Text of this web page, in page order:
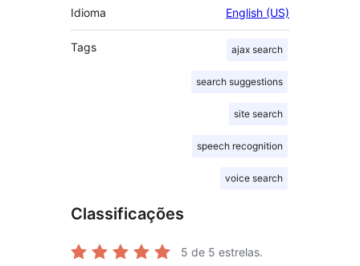
Idioma English (US)
Tags ajax search
search suggestions
site search
speech recognition
voice search
Classificações
5 de 5 estrelas.